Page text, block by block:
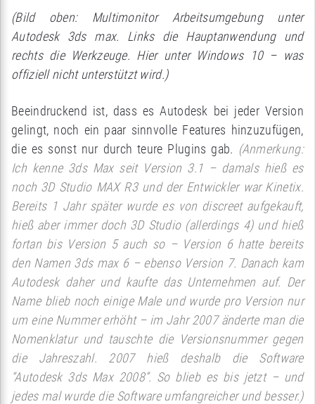
(Bild oben: Multimonitor Arbeitsumgebung unter
Autodesk 3ds max. Links die Hauptanwendung und
rechts die Werkzeuge. Hier unter Windows 10 – was
offiziell nicht unterstützt wird.)
Beeindruckend ist, dass es Autodesk bei jeder Version
gelingt, noch ein paar sinnvolle Features hinzuzufügen,
die es sonst nur durch teure Plugins gab. (Anmerkung:
Ich kenne 3ds Max seit Version 3.1 – damals hieß es
noch 3D Studio MAX R3 und der Entwickler war Kinetix.
Bereits 1 Jahr später wurde es von discreet aufgekauft,
hieß aber immer doch 3D Studio (allerdings 4) und hieß
fortan bis Version 5 auch so – Version 6 hatte bereits
den Namen 3ds max 6 – ebenso Version 7. Danach kam
Autodesk daher und kaufte das Unternehmen auf. Der
Name blieb noch einige Male und wurde pro Version nur
um eine Nummer erhöht – im Jahr 2007 änderte man die
Nomenklatur und tauschte die Versionsnummer gegen
die Jahreszahl. 2007 hieß deshalb die Software
“Autodesk 3ds Max 2008”. So blieb es bis jetzt – und
jedes mal wurde die Software umfangreicher und besser.)